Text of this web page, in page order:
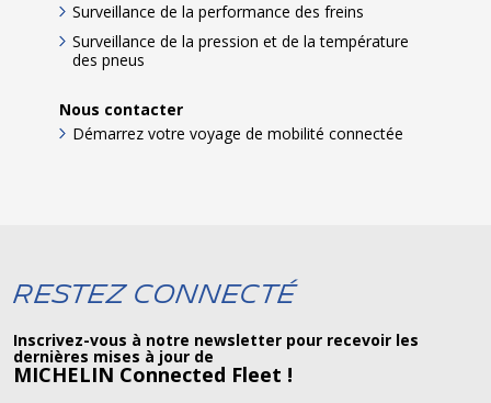
Surveillance de la performance des freins
Surveillance de la pression et de la température
des pneus
Nous contacter
Démarrez votre voyage de mobilité connectée
Restez connecté
Inscrivez-vous à notre newsletter pour recevoir les
dernières mises à jour de
MICHELIN Connected Fleet !